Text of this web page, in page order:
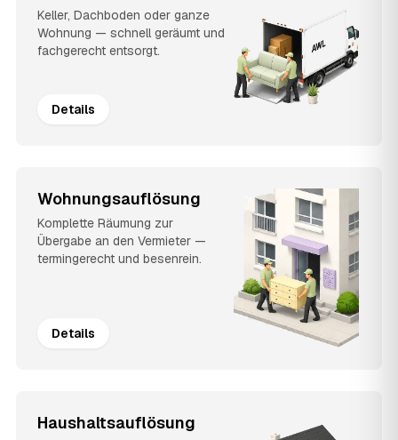
Keller, Dachboden oder ganze
Wohnung — schnell geräumt und
fachgerecht entsorgt.
Details
Wohnungsauflösung
Komplette Räumung zur
Übergabe an den Vermieter —
termingerecht und besenrein.
Details
Haushaltsauflösung